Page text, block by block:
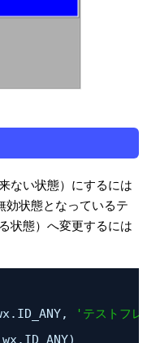
ない状態）にするには
効状態となっているテ
状態）へ変更するには
'テストフ